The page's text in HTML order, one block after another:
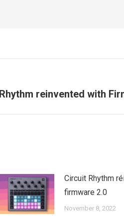
reinvented with
Circuit Rhythm
firmware 2.0
November 8, 2022